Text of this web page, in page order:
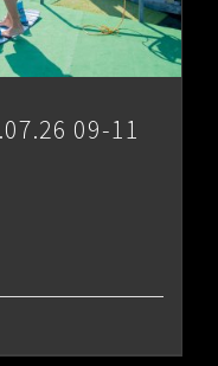
09-11